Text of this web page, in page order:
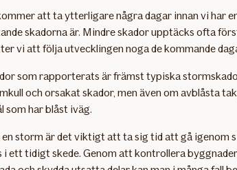
att ta ytterligare några dagar innan vi har
skadorna är. Mindre skador upptäcks ofta
vi att följa utvecklingen noga de kommande
som rapporterats är främst typiska
och orsakat skador, men även om avblåsta
som har blåst iväg.
storm är det viktigt att ta sig tid att gå igenom
i ett tidigt skede. Genom att kontrollera